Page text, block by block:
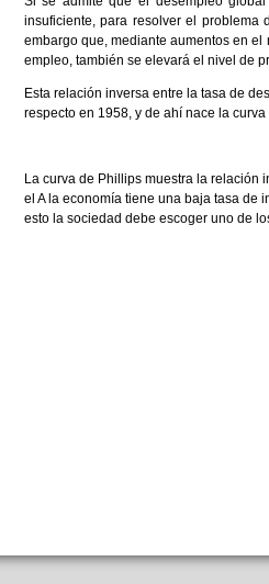
insuficiente, para resolver el
embargo que, mediante aumentos en
empleo, también se elevará el nivel de
Esta relación inversa entre la tasa de
respecto en 1958, y de ahí nace la
La curva de Phillips muestra la relación
el A la economía tiene una baja tasa de
esto la sociedad debe escoger uno de